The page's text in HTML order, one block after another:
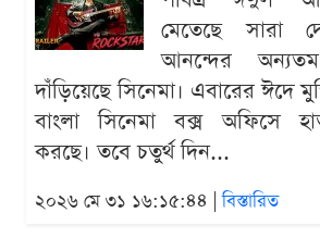
মেতেছে
আনন্দের
দাঁড়িয়েছে সিনেমা। এবারের ঈদে
বাংলা সিনেমা বক্স অফিসে
করছে। তবে চতুর্থ দিন...
২০২৬ মে ৩১ ১৬:১৫:৪৪ |বিস্তারিত